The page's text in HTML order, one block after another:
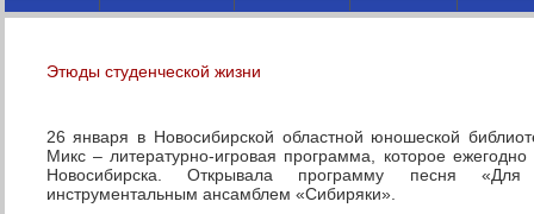
Этюды студенческой жизни
26 января в Новосибирской областной юношеской
Микс – литературно-игровая программа, которое
Новосибирска. Открывала программу песня
инструментальным ансамблем «Сибиряки».